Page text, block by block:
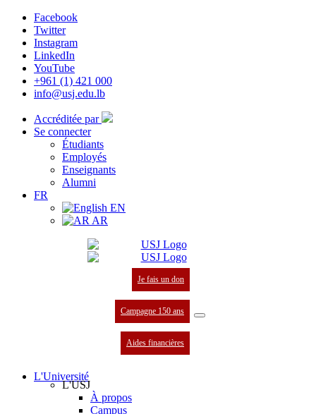
Facebook
Twitter
Instagram
LinkedIn
YouTube
+961 (1) 421 000
info@usj.edu.lb
Accréditée par
Se connecter
Étudiants
Employés
Enseignants
Alumni
FR
EN
AR
Je fais un don
Campagne 150 ans
Aides financières
L'Université
L'USJ
À propos
Campus